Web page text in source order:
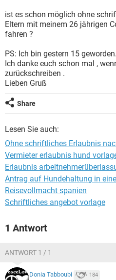
ist es schon möglich ohne
Eltern mit meinem 26 jährigen
fahren ?
PS: Ich bin gestern 15 geworden.
Ich danke euch schon mal ,
zurückschreiben .
Lieben Gruß
Share
Lesen Sie auch:
Ohne schriftliches Erlaubnis
Vermieter erlaubnis hund
Erlaubnis
Antrag auf Hundehaltung in
Reisevollmacht spanien
Schriftliches angebot vorlage
1 Antwort
ANTWORT 1 / 1
Donia Tabboubi 184